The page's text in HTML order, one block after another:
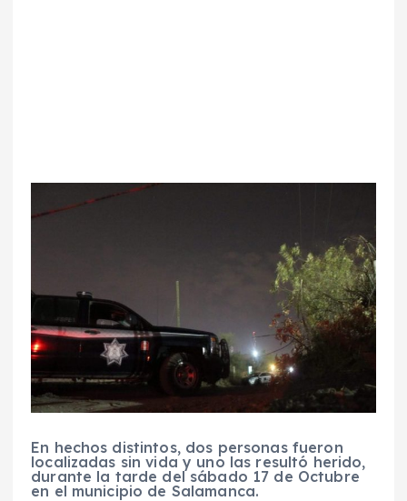
En hechos distintos, dos personas fueron
localizadas sin vida y uno las resultó herido,
durante la tarde del sábado 17 de Octubre
en el municipio de Salamanca.